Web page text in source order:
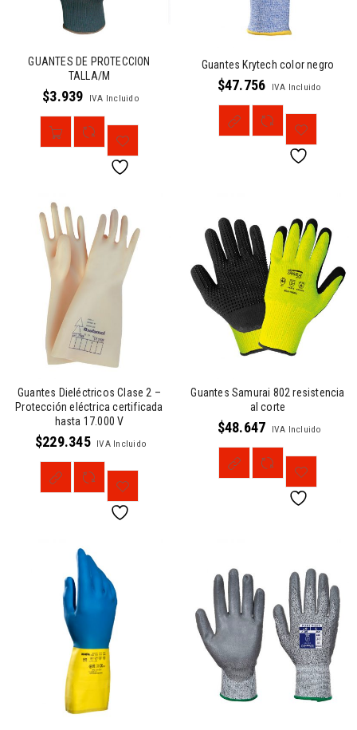
GUANTES DE PROTECCION
TALLA/M
$3.939 IVA Incluido
Guantes Krytech color negro
$47.756 IVA Incluido
Guantes Dieléctricos Clase 2 –
Protección eléctrica certificada
hasta 17.000 V
$229.345 IVA Incluido
Guantes Samurai 802 resistencia
al corte
$48.647 IVA Incluido